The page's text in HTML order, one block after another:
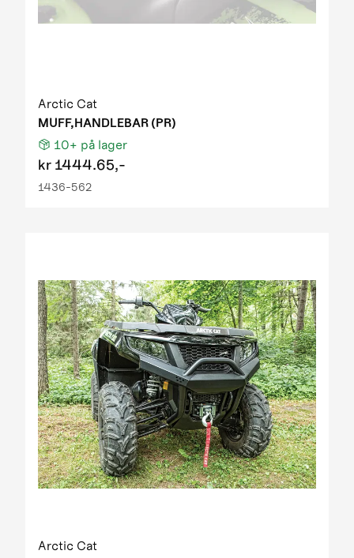
Arctic Cat
MUFF,HANDLEBAR (PR)
10+ på lager
kr 1444.65,-
1436-562
Arctic Cat